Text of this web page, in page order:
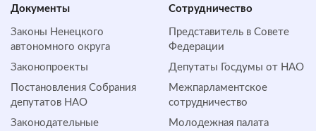
Документы
Законы Ненецкого
автономного округа
Законопроекты
Постановления Собрания
депутатов НАО
Законодательные
Сотрудничество
Представитель в Совете
Федерации
Депутаты Госдумы от НАО
Межпарламентское
сотрудничество
Молодежная палата